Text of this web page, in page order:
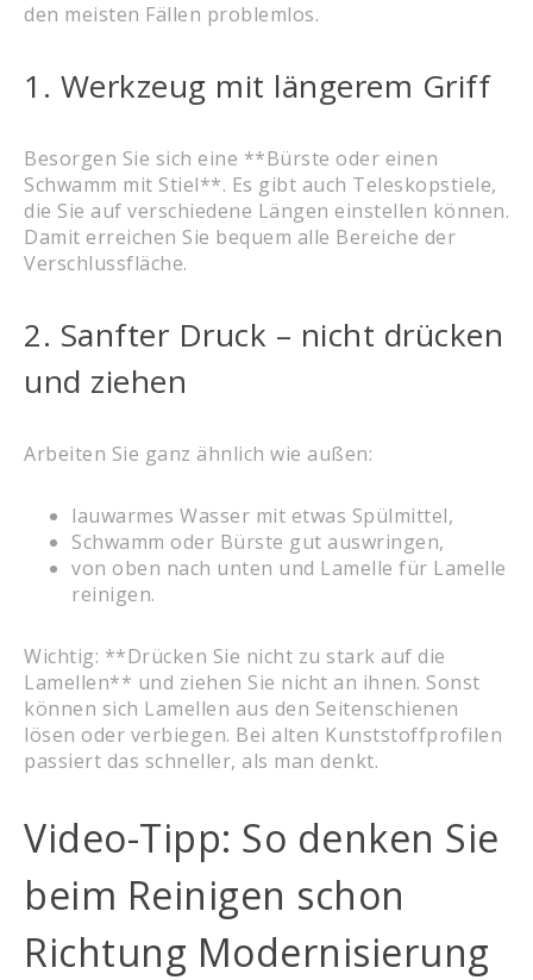
den meisten Fällen problemlos.
1. Werkzeug mit längerem Griff
Besorgen Sie sich eine **Bürste oder einen
Schwamm mit Stiel**. Es gibt auch Teleskopstiele,
die Sie auf verschiedene Längen einstellen können.
Damit erreichen Sie bequem alle Bereiche der
Verschlussfläche.
2. Sanfter Druck – nicht drücken
und ziehen
Arbeiten Sie ganz ähnlich wie außen:
lauwarmes Wasser mit etwas Spülmittel,
Schwamm oder Bürste gut auswringen,
von oben nach unten und Lamelle für Lamelle
reinigen.
Wichtig: **Drücken Sie nicht zu stark auf die
Lamellen** und ziehen Sie nicht an ihnen. Sonst
können sich Lamellen aus den Seitenschienen
lösen oder verbiegen. Bei alten Kunststoffprofilen
passiert das schneller, als man denkt.
Video-Tipp: So denken Sie
beim Reinigen schon
Richtung Modernisierung